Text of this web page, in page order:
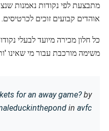
מתבצעת לפי נקודות נאמנות
אוהדים קבועים זוכים לכרטיסים.
כל חלון מכירה מיועד לבעלי
משימה מורכבת עבור מי שאינו
for an away game?by
in avfc